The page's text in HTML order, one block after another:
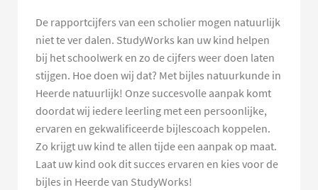
De rapportcijfers van een scholier mogen natuurlijk
niet te ver dalen. StudyWorks kan uw kind helpen
bij het schoolwerk en zo de cijfers weer doen laten
stijgen. Hoe doen wij dat? Met bijles natuurkunde in
Heerde natuurlijk! Onze succesvolle aanpak komt
doordat wij iedere leerling met een persoonlijke,
ervaren en gekwalificeerde bijlescoach koppelen.
Zo krijgt uw kind te allen tijde een aanpak op maat.
Laat uw kind ook dit succes ervaren en kies voor de
bijles in Heerde van StudyWorks!